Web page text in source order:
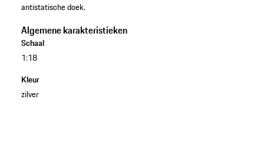
antistatische doek.
Algemene karakteristieken
Schaal
1:18
Kleur
zilver